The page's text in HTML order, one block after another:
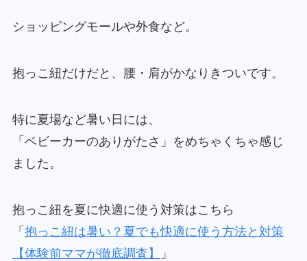
ショッピングモールや外食など。
抱っこ紐だけだと、腰・肩がかなりきついです。
特に夏場など暑い日には、
「ベビーカーのありがたさ」をめちゃくちゃ感じ
ました。
抱っこ紐を夏に快適に使う対策はこちら
「 抱っこ紐は暑い？夏でも快適に使う方法と対策
【体験前ママが徹底調査】
」